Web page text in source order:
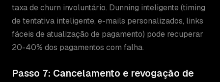
taxa de churn involuntário. Dunning inteligente (timing
de tentativa inteligente, e-mails personalizados, links
fáceis de atualização de pagamento) pode recuperar
20-40% dos pagamentos com falha.
Passo 7: Cancelamento e revogação de